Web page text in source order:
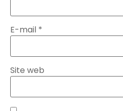
E-mail *
Site web